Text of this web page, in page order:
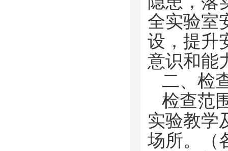
全实验室
设，提升
意识和能
二、检
检查范
实验教学
场所。（